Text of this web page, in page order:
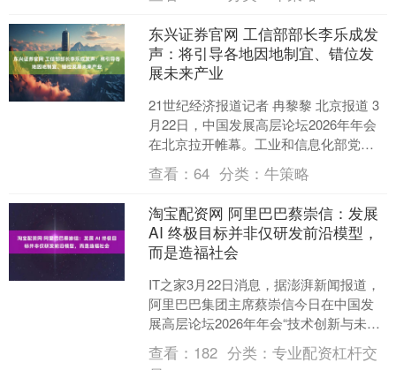
东兴证券官网 工信部部长李乐成发
声：将引导各地因地制宜、错位发
展未来产业
21世纪经济报道记者 冉黎黎 北京报道 3
月22日，中国发展高层论坛2026年年会
在北京拉开帷幕。工业和信息化部党组
书记、部长李乐成出席年会并围绕“技术
创新与未....
查看：64 分类：牛策略
淘宝配资网 阿里巴巴蔡崇信：发展
AI 终极目标并非仅研发前沿模型，
而是造福社会
IT之家3月22日消息，据澎湃新闻报道，
阿里巴巴集团主席蔡崇信今日在中国发
展高层论坛2026年年会“技术创新与未来
产业发展专题研讨会”上发表演讲，系统
阐述了中国....
查看： 182 分类：专业配资杠杆交